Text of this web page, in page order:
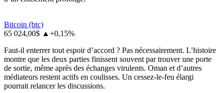
Bitcoin (btc)
65 024,00$ ▲ +0,15%
Faut-il enterrer tout espoir d’accord ? Pas nécessairement. L’histoire
montre que les deux parties finissent souvent par trouver une porte
de sortie, même après des échanges virulents. Oman et d’autres
médiateurs restent actifs en coulisses. Un cessez-le-feu élargi
pourrait relancer les discussions.